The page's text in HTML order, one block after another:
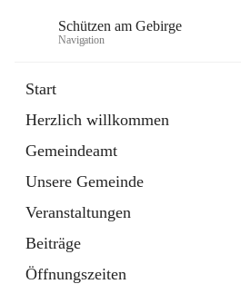
Schützen am Gebirge
Navigation
Start
Herzlich willkommen
Gemeindeamt
Unsere Gemeinde
Veranstaltungen
Beiträge
Öffnungszeiten
1 Schnellzugriff
Vereine
Artikel
öffnet
in
neuem
Tab